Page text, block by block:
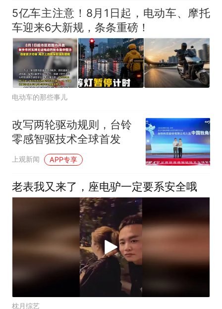
5亿车主注意！8月1日起，电动车、摩托
车迎来6大新规，条条重磅！
电动车的那些事儿
改写两轮驱动规则，台铃
零感智驱技术全球首发
上观新闻 APP专享
老表我又来了，座电驴一定要系安全哦
枕月综艺